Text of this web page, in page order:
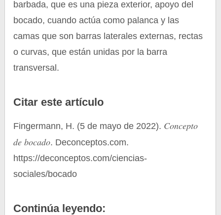
barbada, que es una pieza exterior, apoyo del
bocado, cuando actúa como palanca y las
camas que son barras laterales externas, rectas
o curvas, que están unidas por la barra
transversal.
Citar este artículo
Fingermann, H. (5 de mayo de 2022). Concepto
de bocado. Deconceptos.com.
https://deconceptos.com/ciencias-
sociales/bocado
Continúa leyendo: